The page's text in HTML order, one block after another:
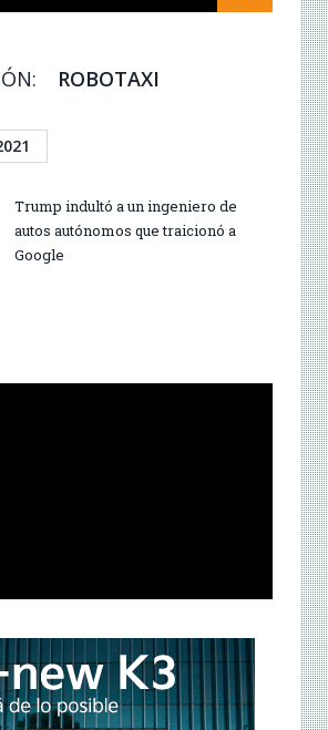
ROBOTAXI
Trump indultó a un ingeniero de
autos autónomos que traicionó a
Google